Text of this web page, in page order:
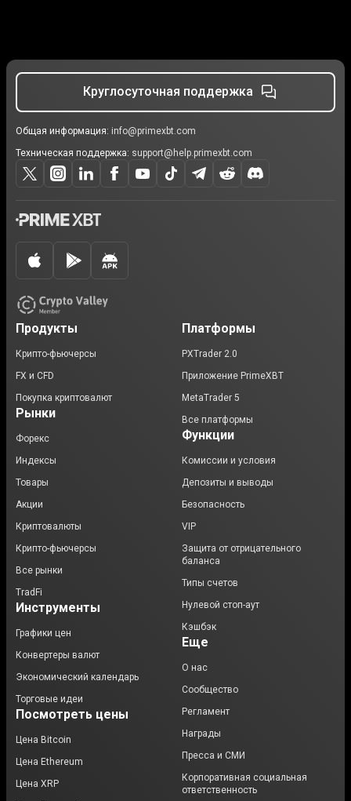
Круглосуточная поддержка
Общая информация: info@primexbt.com
Техническая поддержка: support@help.primexbt.com
Продукты
Крипто-фьючерсы
FX и CFD
Покупка криптовалют
Рынки
Форекс
Индексы
Товары
Акции
Криптовалюты
Крипто-фьючерсы
Все рынки
TradFi
Инструменты
Графики цен
Конвертеры валют
Экономический календарь
Торговые идеи
Посмотреть цены
Цена Bitcoin
Цена Ethereum
Цена XRP
Платформы
PXTrader 2.0
Приложение PrimeXBT
MetaTrader 5
Все платформы
Функции
Комиссии и условия
Депозиты и выводы
Безопасность
VIP
Защита от отрицательного
баланса
Типы счетов
Нулевой стоп-аут
Кэшбэк
Еще
О нас
Сообщество
Регламент
Награды
Пресса и СМИ
Корпоративная социальная
ответственность